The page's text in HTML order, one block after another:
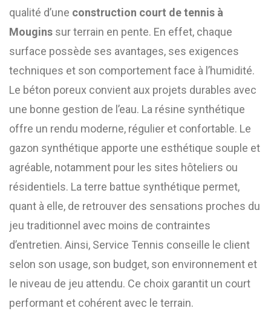
qualité d’une construction court de tennis à
Mougins sur terrain en pente. En effet, chaque
surface possède ses avantages, ses exigences
techniques et son comportement face à l’humidité.
Le béton poreux convient aux projets durables avec
une bonne gestion de l’eau. La résine synthétique
offre un rendu moderne, régulier et confortable. Le
gazon synthétique apporte une esthétique souple et
agréable, notamment pour les sites hôteliers ou
résidentiels. La terre battue synthétique permet,
quant à elle, de retrouver des sensations proches du
jeu traditionnel avec moins de contraintes
d’entretien. Ainsi, Service Tennis conseille le client
selon son usage, son budget, son environnement et
le niveau de jeu attendu. Ce choix garantit un court
performant et cohérent avec le terrain.